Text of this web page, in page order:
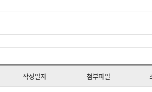
작성일자 첨부파일